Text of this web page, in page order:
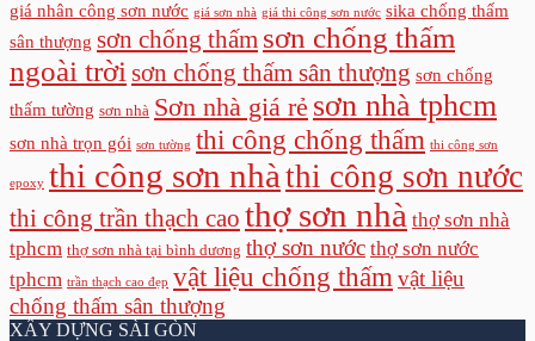
giá nhân công sơn nước giá sơn nhà giá thi công sơn nước sika chống thấm
sân thượng sơn chống thấm sơn chống thấm
ngoài trời sơn chống thấm sân thượng sơn chống
thấm tường sơn nhà Sơn nhà giá rẻ sơn nhà tphcm
sơn nhà trọn gói sơn tường thi công chống thấm thi công sơn
epoxy thi công sơn nhà thi công sơn nước
thi công trần thạch cao thợ sơn nhà thợ sơn nhà
tphcm thợ sơn nhà tại bình dương thợ sơn nước thợ sơn nước
tphcm trần thạch cao đẹp vật liệu chống thấm vật liệu
chống thấm sân thượng
XÂY DỰNG SÀI GÒN